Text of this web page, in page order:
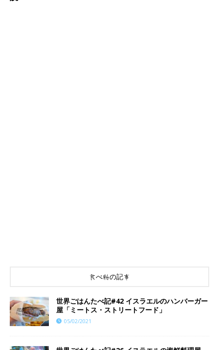
食べ物の記事
世界ごはんたべ記#42 イスラエルのハンバーガー
屋「ミートス・ストリートフード」
05/02/2021